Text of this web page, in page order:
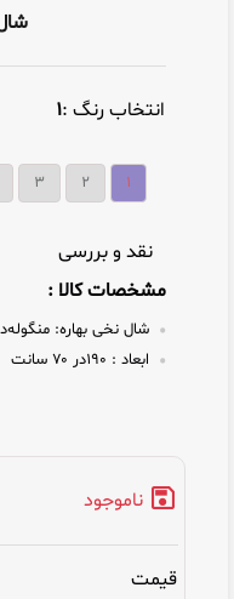
انتخاب رنگ :۱
۱ ۲ ۳
نقد و بررسی
مشخصات کالا :
شال نخی بهاره:
ابعاد :
ناموجود
قیمت